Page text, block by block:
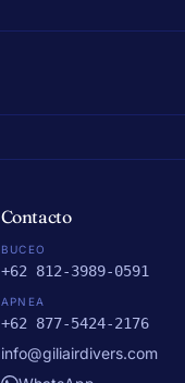
Contacto
BUCEO
+62 812-3989-0591
APNEA
+62 877-5424-2176
info@giliairdivers.com